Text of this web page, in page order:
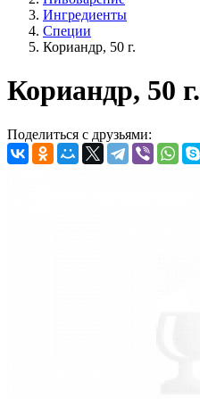
Ингредиенты
Специи
Кориандр, 50 г.
Кориандр, 50 г.
Поделиться с друзьями: